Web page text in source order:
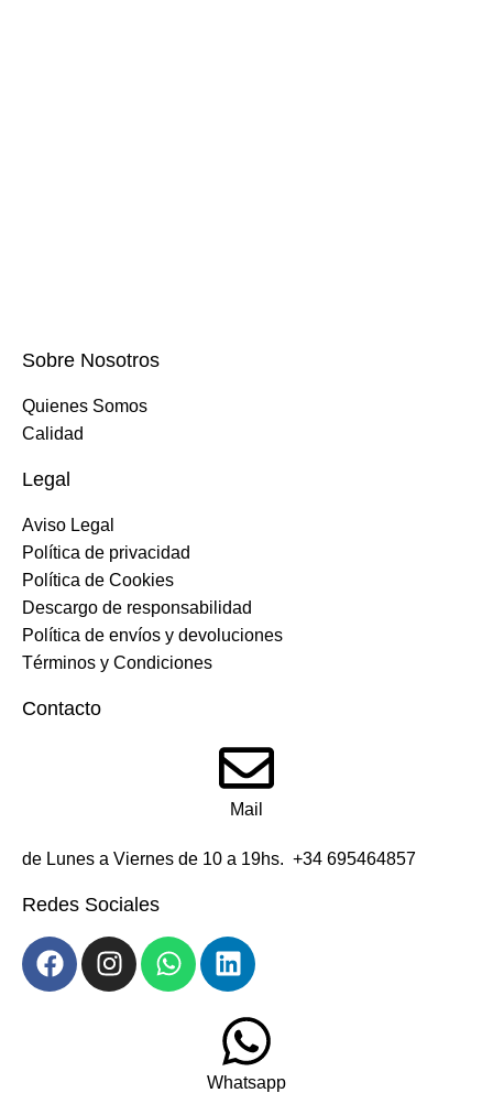
Sobre Nosotros
Quienes Somos
Calidad
Legal
Aviso Legal
Política de privacidad
Política de Cookies
Descargo de responsabilidad
Política de envíos y devoluciones
Términos y Condiciones
Contacto
Mail
de Lunes a Viernes de 10 a 19hs. +34 695464857
Redes Sociales
Whatsapp